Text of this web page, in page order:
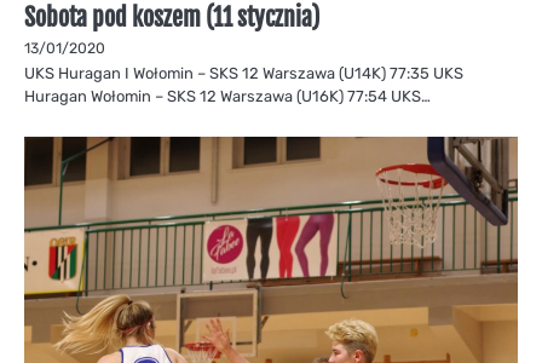
Sobota pod koszem (11 stycznia)
13/01/2020
UKS Huragan I Wołomin – SKS 12 Warszawa (U14K) 77:35 UKS
Huragan Wołomin – SKS 12 Warszawa (U16K) 77:54 UKS…